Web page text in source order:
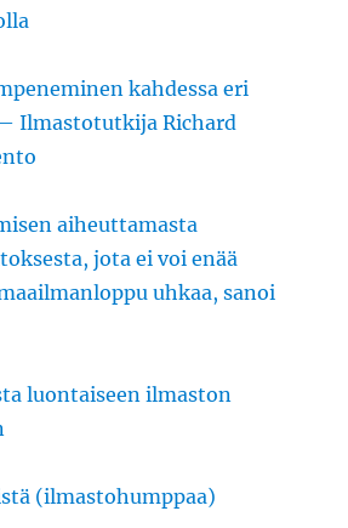
kahdessa eri
Ilmastotutkija Richard
aiheuttamasta
jota ei voi enää
uhkaa, sanoi
luontaiseen ilmaston
(ilmastohumppaa)